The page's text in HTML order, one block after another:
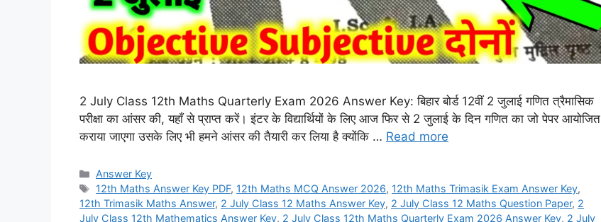
2 July Class 12th Maths Quarterly Exam 2026 Answer Key: बिहार बोर्ड 12वीं 2 जुलाई गणित त्रैमासिक
परीक्षा का आंसर की, यहाँ से प्राप्त करें। इंटर के विद्यार्थियों के लिए आज फिर से 2 जुलाई के दिन गणित का जो पेपर आयोजित
कराया जाएगा उसके लिए भी हमने आंसर की तैयारी कर लिया है क्योंकि … Read more
Categories
Answer Key
Tags
12th Maths Answer Key PDF, 12th Maths MCQ Answer 2026, 12th Maths Trimasik Exam Answer Key,
12th Trimasik Maths Answer, 2 July Class 12 Maths Answer Key, 2 July Class 12 Maths Question Paper, 2
July Class 12th Mathematics Answer Key, 2 July Class 12th Maths Quarterly Exam 2026 Answer Key, 2 July